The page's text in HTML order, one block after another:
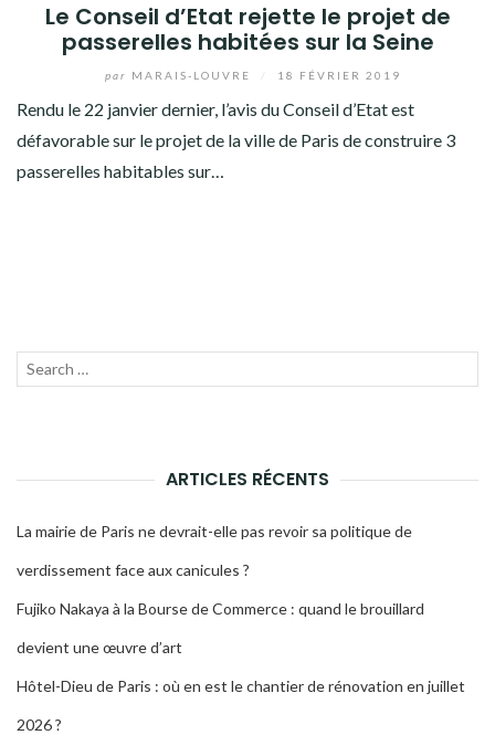
Le Conseil d’Etat rejette le projet de
passerelles habitées sur la Seine
par MARAIS-LOUVRE 18 FÉVRIER 2019
Rendu le 22 janvier dernier, l’avis du Conseil d’Etat est
défavorable sur le projet de la ville de Paris de construire 3
passerelles habitables sur…
Recherche
ARTICLES RÉCENTS
La mairie de Paris ne devrait-elle pas revoir sa politique de
verdissement face aux canicules ?
Fujiko Nakaya à la Bourse de Commerce : quand le brouillard
devient une œuvre d’art
Hôtel-Dieu de Paris : où en est le chantier de rénovation en juillet
2026 ?